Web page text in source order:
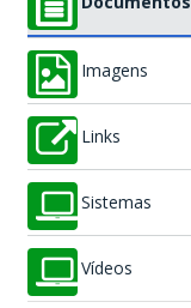
Imagens
Links
Sistemas
Vídeos